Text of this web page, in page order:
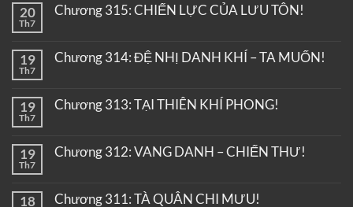
20
Th7
Chương 315: CHIẾN LỰC CỦA LƯU TÔN!
19
Th7
Chương 314: ĐỆ NHỊ DANH KHÍ – TA MUỐN!
19
Th7
Chương 313: TẠI THIÊN KHÍ PHONG!
19
Th7
Chương 312: VANG DANH – CHIẾN THƯ!
18 Chương 311: TÀ QUÂN CHI MƯU!